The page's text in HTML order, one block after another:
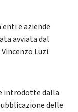
e aziende
avviata dal
Luzi.
introdotte dalla
delle